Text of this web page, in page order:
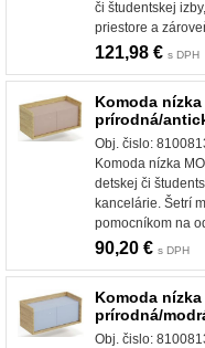
či študentskej
priestore a
121,98 € s DPH
Komoda nízka
prírodná/
Obj. čislo:
Komoda nízka
detskej či
kancelárie. Šetrí
pomocníkom na
90,20 € s DPH
Komoda nízka
prírodná/
Obj. čislo: